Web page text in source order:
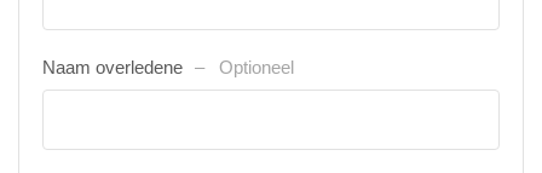
Naam overledene Optioneel